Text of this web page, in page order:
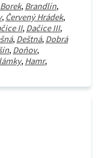
Borek, Brandlín,
, Červený Hrádek,
II, Dačice III,
, Deštná, Dobrá
, Doňov,
, Hamr,